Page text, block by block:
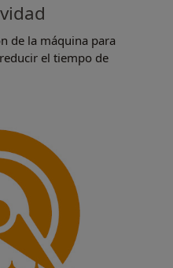
de la máquina para
el tiempo de